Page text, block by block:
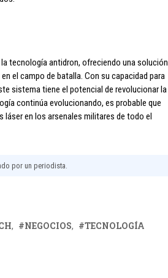
tecnología antidron, ofreciendo una solución
el campo de batalla. Con su capacidad para
sistema tiene el potencial de revolucionar la
continúa evolucionando, es probable que
láser en los arsenales militares de todo el
por un periodista.
NEGOCIOS TECNOLOGÍA